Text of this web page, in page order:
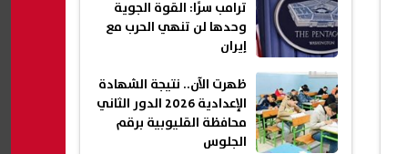
ترامب سرًا: القوة الجوية
وحدها لن تنهي الحرب مع
إيران
ظهرت الآن.. نتيجة الشهادة
الإعدادية 2026 الدور الثاني
محافظة القليوبية برقم
الجلوس